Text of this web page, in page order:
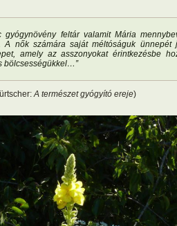
gyógynövény feltár valamit Mária
A nők számára saját méltóságuk ünnepét
amely az asszonyokat érintkezésbe
bölcsességükkel…”
A természet gyógyító ereje)